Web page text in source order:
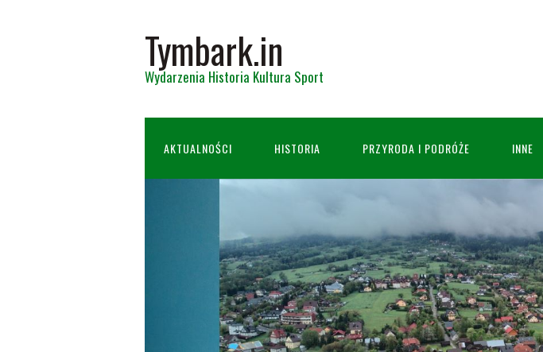
Tymbark.in
Wydarzenia Historia Kultura Sport
AKTUALNOŚCI HISTORIA PRZYRODA I PODRÓŻE INNE